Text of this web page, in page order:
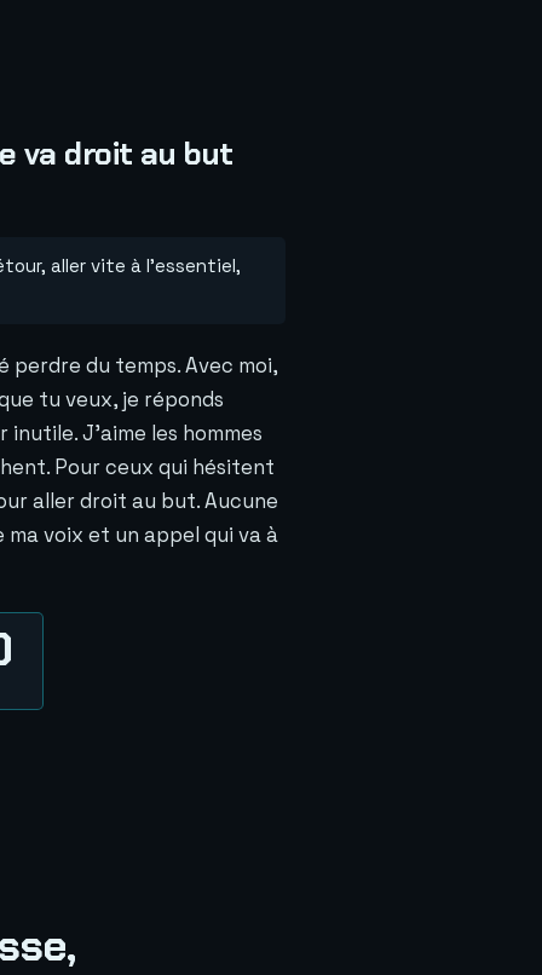
va droit au but
aller vite à l'essentiel,
perdre du temps. Avec moi,
tu veux, je réponds
J'aime les hommes
Pour ceux qui hésitent
aller droit au but. Aucune
voix et un appel qui va à